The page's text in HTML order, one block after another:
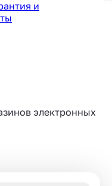
и
электронных